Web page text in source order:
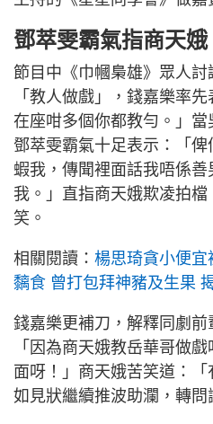
鄧萃雯霸氣指商天娥
節目中《巾幗梟雄》眾人
「教人做戲」，錢嘉樂率
在座咁多個你都教勻。」當
鄧萃雯霸氣十足表示：「
蝦我，傳聞裡面話我唔係
我。」直指商天娥欺凌拍
笑。
相關閱讀： 楊思琦貪小便宜
黐食 曾打包拜神豬及生果
錢嘉樂更補刀，解釋同劇前
「因為商天娥教岳華哥做
面呀！」商天娥苦笑道：
如見狀繼續推波助瀾，轉問